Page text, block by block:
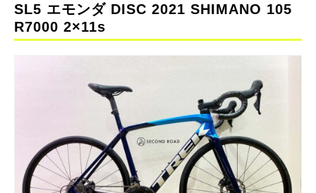
SL5 エモンダ DISC 2021 SHIMANO 105
R7000 2×11s